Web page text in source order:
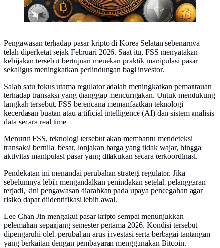
Pengawasan terhadap pasar kripto di Korea Selatan sebenarnya
telah diperketat sejak Februari 2026. Saat itu, FSS menyatakan
kebijakan tersebut bertujuan menekan praktik manipulasi pasar
sekaligus meningkatkan perlindungan bagi investor.
Salah satu fokus utama regulator adalah meningkatkan pemantauan
terhadap transaksi yang dianggap mencurigakan. Untuk mendukung
langkah tersebut, FSS berencana memanfaatkan teknologi
kecerdasan buatan atau artificial intelligence (AI) dan sistem analisis
data secara real time.
Menurut FSS, teknologi tersebut akan membantu mendeteksi
transaksi bernilai besar, lonjakan harga yang tidak wajar, hingga
aktivitas manipulasi pasar yang dilakukan secara terkoordinasi.
Pendekatan ini menandai perubahan strategi regulator. Jika
sebelumnya lebih mengandalkan penindakan setelah pelanggaran
terjadi, kini pengawasan diarahkan pada upaya pencegahan agar
risiko dapat diidentifikasi lebih awal.
Lee Chan Jin mengakui pasar kripto sempat menunjukkan
pelemahan sepanjang semester pertama 2026. Kondisi tersebut
dipengaruhi oleh perubahan arus investasi serta berbagai tantangan
yang berkaitan dengan pembayaran menggunakan Bitcoin.